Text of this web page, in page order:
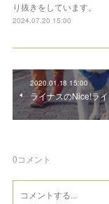
り抜きをしています。
2024.07.20 15:00
2020.01.18 15:00
ライナスのNice!ラ
0コメント